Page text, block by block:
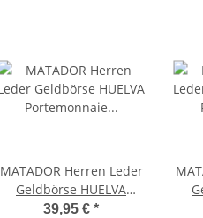
MATADOR Herren Leder
Geldbörse HUELVA
Portemonnaie RFID
39,95 € *